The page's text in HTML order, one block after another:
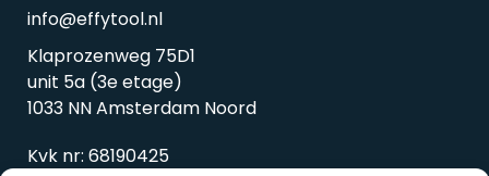
info@effytool.nl
Klaprozenweg 75D1
unit 5a (3e etage)
1033 NN Amsterdam Noord
Kvk nr: 68190425